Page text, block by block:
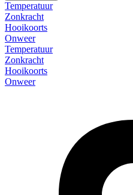
Temperatuur
Zonkracht
Hooikoorts
Onweer
Temperatuur
Zonkracht
Hooikoorts
Onweer